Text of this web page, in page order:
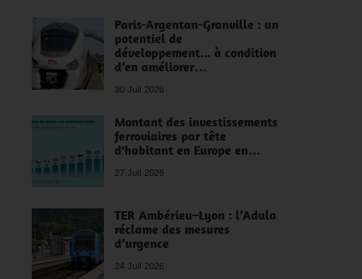
Paris-Argentan-Granville : un
potentiel de
développement... à condition
d’en améliorer…
30 Juil 2026
Montant des investissements
ferroviaires par tête
d'habitant en Europe en…
27 Juil 2026
TER Ambérieu–Lyon : l’Adula
réclame des mesures
d’urgence
24 Juil 2026